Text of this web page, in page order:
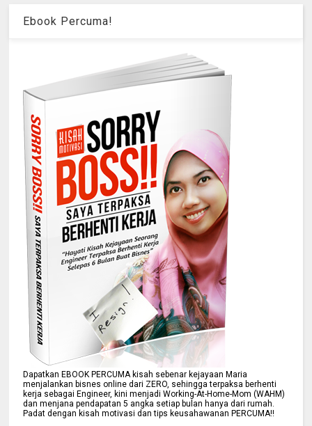
Ebook Percuma!
Dapatkan EBOOK PERCUMA kisah sebenar kejayaan Maria
menjalankan bisnes online dari ZERO, sehingga terpaksa berhenti
kerja sebagai Engineer, kini menjadi Working-At-Home-Mom (WAHM)
dan menjana pendapatan 5 angka setiap bulan hanya dari rumah.
Padat dengan kisah motivasi dan tips keusahawanan PERCUMA!!